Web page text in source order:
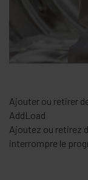
Ajouter ou retirer
AddLoad
Ajoutez ou retirez
interrompre le